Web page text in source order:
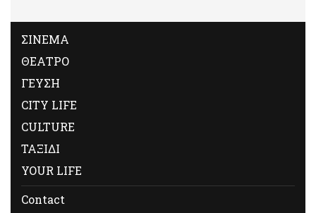
ΣΙΝΕΜΑ
ΘΕΑΤΡΟ
ΓΕΥΣΗ
CITY LIFE
CULTURE
ΤΑΞΙΔΙ
YOUR LIFE
Contact